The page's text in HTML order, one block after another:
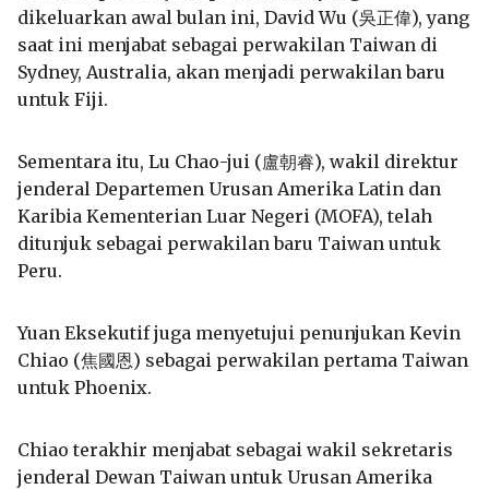
dikeluarkan awal bulan ini, David Wu (吳正偉), yang
saat ini menjabat sebagai perwakilan Taiwan di
Sydney, Australia, akan menjadi perwakilan baru
untuk Fiji.
Sementara itu, Lu Chao-jui (盧朝睿), wakil direktur
jenderal Departemen Urusan Amerika Latin dan
Karibia Kementerian Luar Negeri (MOFA), telah
ditunjuk sebagai perwakilan baru Taiwan untuk
Peru.
Yuan Eksekutif juga menyetujui penunjukan Kevin
Chiao (焦國恩) sebagai perwakilan pertama Taiwan
untuk Phoenix.
Chiao terakhir menjabat sebagai wakil sekretaris
jenderal Dewan Taiwan untuk Urusan Amerika